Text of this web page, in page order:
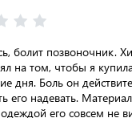
болит позвоночник.
на том, чтобы я
дня. Боль он
его надевать.
его совсем не